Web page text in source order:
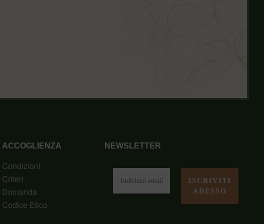
ACCOGLIENZA
Condizioni
Criteri
Domanda
Codice Etico
NEWSLETTER